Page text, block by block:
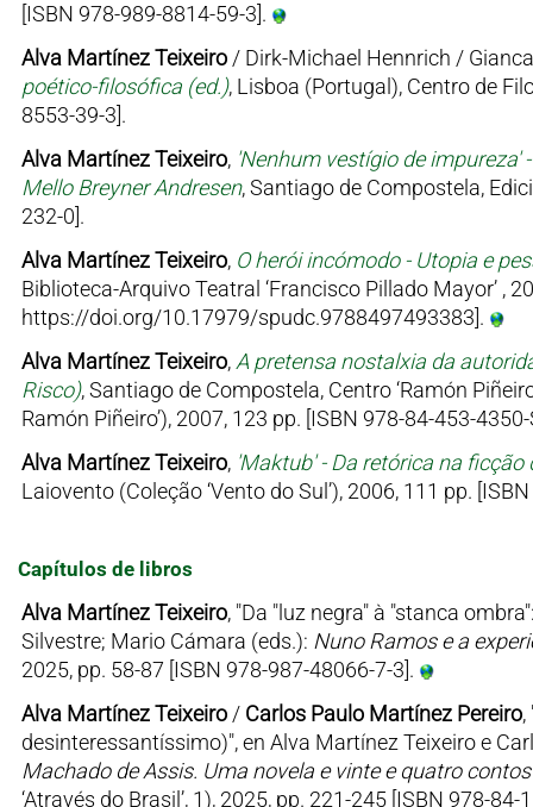
[ISBN 978-989-8814-59-3].
Alva Martínez Teixeiro/ Dirk-Michael Hennrich /
poético-filosófica (ed.), Lisboa (Portugal), Centro de
8553-39-3].
Alva Martínez Teixeiro, 'Nenhum vestígio de impureza'
Mello Breyner Andresen, Santiago de Compostela,
232-0].
Alva Martínez Teixeiro, O herói incómodo - Utopia e
Biblioteca-Arquivo Teatral ‘Francisco Pillado Mayor’ ,
https://doi.org/10.17979/spudc.9788497493383].
Alva Martínez Teixeiro, A pretensa nostalxia da
Risco), Santiago de Compostela, Centro ‘Ramón
Ramón Piñeiro’), 2007, 123 pp. [ISBN 978-84-453-
Alva Martínez Teixeiro, 'Maktub' - Da retórica na ficção
Laiovento (Coleção ‘Vento do Sul’), 2006, 111 pp.
Capítulos de libros
Alva Martínez Teixeiro, "Da "luz negra" à "stanca
Silvestre; Mario Cámara (eds.): Nuno Ramos e a
2025, pp. 58-87 [ISBN 978-987-48066-7-3].
Alva Martínez Teixeiro/ Carlos Paulo Martínez Pereiro,
desinteressantíssimo)", en Alva Martínez Teixeiro e
Machado de Assis. Uma novela e vinte e quatro
‘Através do Brasil’, 1), 2025, pp. 221-245 [ISBN 978-